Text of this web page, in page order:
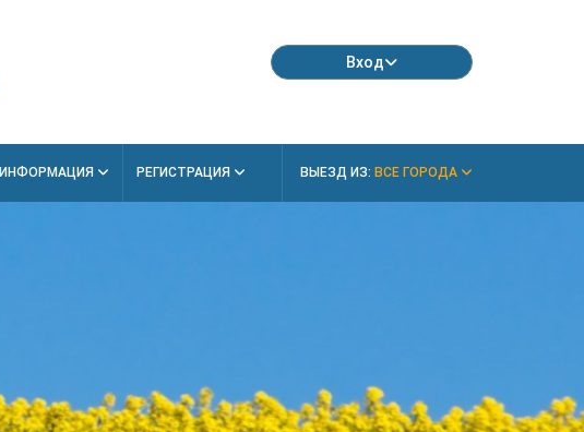
Вход
ИНФОРМАЦИЯ РЕГИСТРАЦИЯ ВЫЕЗД ИЗ: ВСЕ ГОРОДА